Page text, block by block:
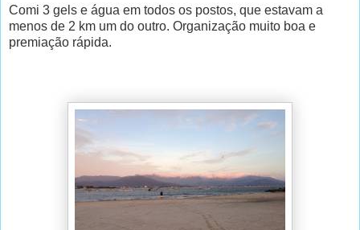
Comi 3 gels e água em todos os postos, que estavam a
menos de 2 km um do outro. Organização muito boa e
premiação rápida.